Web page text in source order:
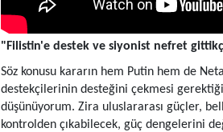
"Filistin'e destek ve siyonist nefret
Söz konusu kararın hem Putin hem de
destekçilerinin desteğini çekmesi
düşünüyorum. Zira uluslararası güçler,
kontrolden çıkabilecek, güç dengelerini